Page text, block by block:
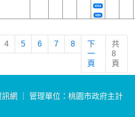
xlsx
ods
4 5 6 7 8
下
一
頁
共
8
頁
網 ｜ 管理單位：桃園市政府主計